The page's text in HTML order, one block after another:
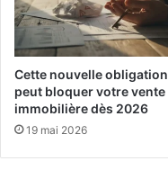
Ce que
l’acheteur
monté
Le vendeur transforme
Cette nouvelle obligation
peut bloquer votre vente
immobilière dès 2026
19 mai 2026